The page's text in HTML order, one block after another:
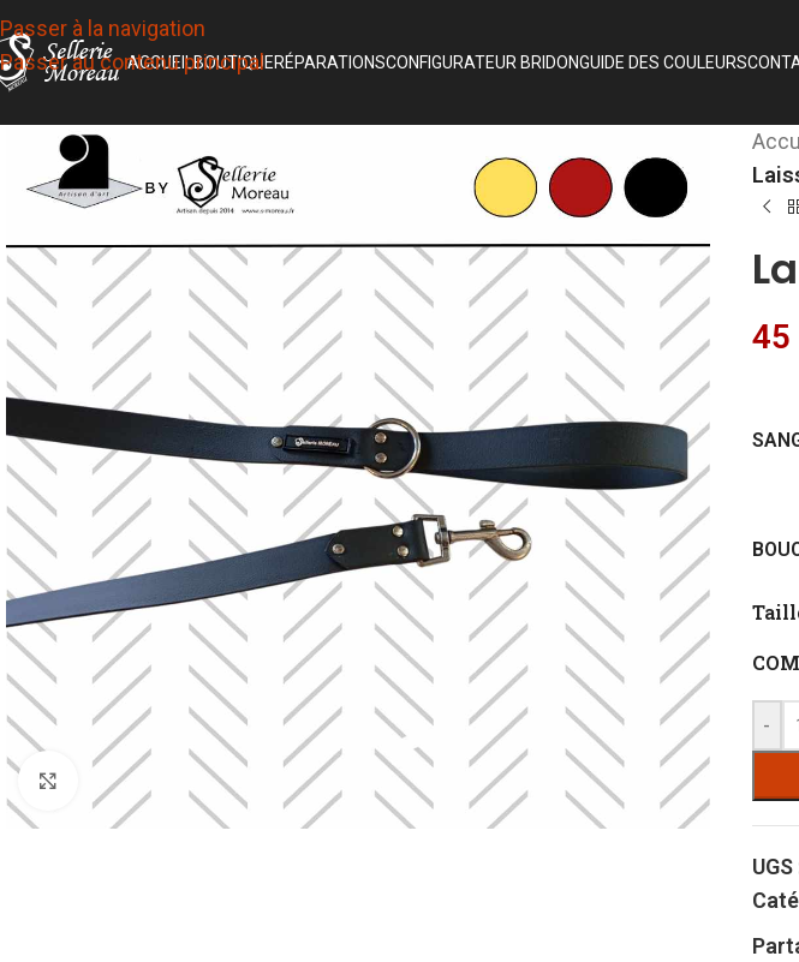
Passer à la navigation
Passer au contenu principal
ACCUEILBOUTIQUE
ÉQUITATION DE SPORT
ÉQUITATION DE
RANDONNÉE
BRIDERIE
Montant de mors
RÉPARATIONSCONFIGURATEUR BRIDONGUIDE DES COULEURS
Cliquez pour agrandir
45
-
UGS